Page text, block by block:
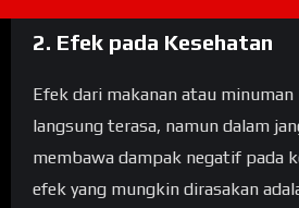
2. Efek pada Kesehatan
Efek dari makanan atau
langsung terasa, namun dalam
membawa dampak negatif pada
efek yang mungkin dirasakan